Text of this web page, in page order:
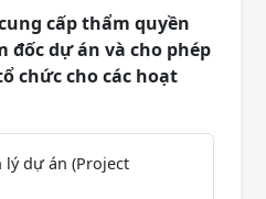
cấp thẩm quyền
đốc dự án và cho phép
chức cho các hoạt
lý dự án (Project